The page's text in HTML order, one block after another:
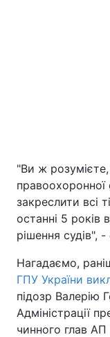
"Ви ж
закреслити всі
останні 5 років
рішення судів",
Нагадаємо,
ГПУ України
підозр Валерію
Адміністрації
чинного глав АП